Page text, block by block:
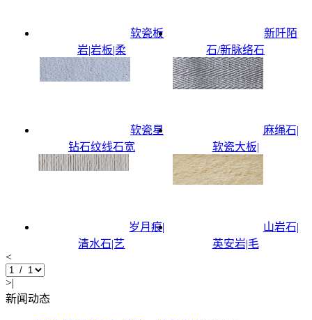
软瓷板
岩|岩板|柔
新阡陌
石/新脉络石
软瓷星
钻石纹线石宽
麻绳石|
软瓷大板|
岁月痕|
清水石|艺
山岩石|
英安岩|毛
<
>|
新闻动态